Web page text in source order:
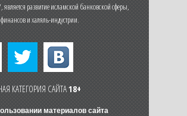
является развитие исламской банковской сферы,
и халяль-индустрии.
КАТЕГОРИЯ САЙТА18+
материалов сайта